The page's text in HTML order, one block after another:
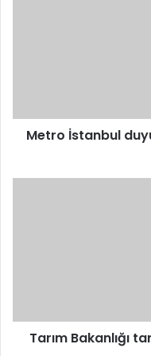
Metro İstanbul
Tarım Bakanlığı